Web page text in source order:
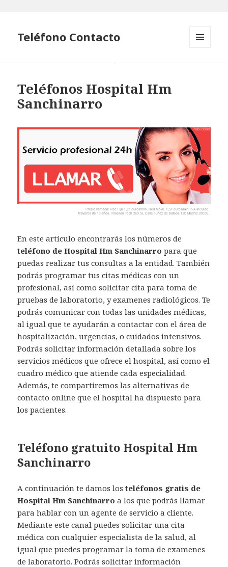
Teléfono Contacto
Teléfonos Hospital Hm
Sanchinarro
En este artículo encontrarás los números de
teléfono de Hospital Hm Sanchinarropara que
puedas realizar tus consultas a la entidad. También
podrás programar tus citas médicas con un
profesional, así como solicitar cita para toma de
pruebas de laboratorio, y examenes radiológicos. Te
podrás comunicar con todas las unidades médicas,
al igual que te ayudarán a contactar con el área de
hospitalización, urgencias, o cuidados intensivos.
Podrás solicitar información detallada sobre los
servicios médicos que ofrece el hospital, así como el
cuadro médico que atiende cada especialidad.
Además, te compartiremos las alternativas de
contacto online que el hospital ha dispuesto para
los pacientes.
Teléfono gratuito Hospital Hm
Sanchinarro
A continuación te damos losteléfonos gratis de
Hospital Hm Sanchinarroa los que podrás llamar
para hablar con un agente de servicio a cliente.
Mediante este canal puedes solicitar una cita
médica con cualquier especialista de la salud, al
igual que puedes programar la toma de examenes
de laboratorio. Podrás solicitar información